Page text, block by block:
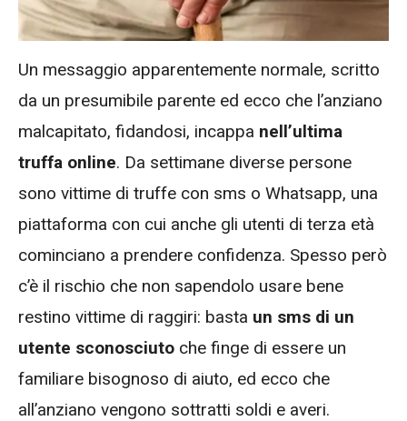
Un messaggio apparentemente normale, scritto
da un presumibile parente ed ecco che l’anziano
malcapitato, fidandosi, incappa nell’ultima
truffa online. Da settimane diverse persone
sono vittime di truffe con sms o Whatsapp, una
piattaforma con cui anche gli utenti di terza età
cominciano a prendere confidenza. Spesso però
c’è il rischio che non sapendolo usare bene
restino vittime di raggiri: basta un sms di un
utente sconosciuto che finge di essere un
familiare bisognoso di aiuto, ed ecco che
all’anziano vengono sottratti soldi e averi.